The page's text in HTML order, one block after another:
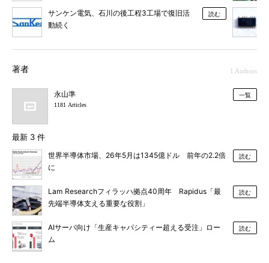
サンケン電気、石川の後工程3工場で復旧活
動続く
読む
著者 1 Authors
永山準
1181 Articles
一覧
最新 3 件
世界半導体市場、26年5月は1345億ドル 前年の2.2倍
に
読む
Lam Researchフィラッハ拠点40周年 Rapidus「最
先端半導体支える重要な役割」
読む
AIサーバ向け「生産キャパシティー超える受注」ロー
ム
読む